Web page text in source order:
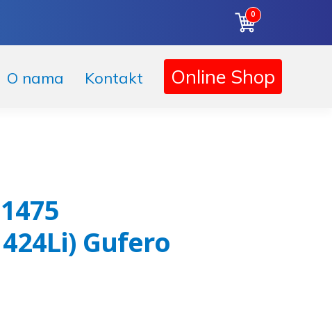
0
O nama Kontakt Online Shop
Gufero